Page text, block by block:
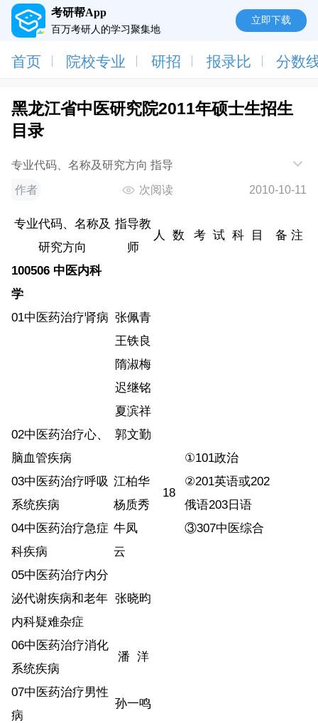
考研帮App
百万考研人的学习聚集地
立即下载
首页 院校专业 研招 报录比 分数
黑龙江省中医研究院2011年硕士生招生
目录
专业代码、名称及研究方向 指导
作者 次阅读 2010-10-11
专业代码、名称及
研究方向
指导教
师
人 数 考 试 科 目 备 注
100506 中医内科
学
18
①101政治
②201英语或202
俄语203日语
③307中医综合
01中医药治疗肾病 张佩青
王铁良
隋淑梅
迟继铭
夏滨祥
02中医药治疗心、
脑血管疾病
郭文勤
03中医药治疗呼吸
系统疾病
江柏华
杨质秀
04中医药治疗急症
科疾病
牛凤
云
05中医药治疗内分
泌代谢疾病和老年
内科疑难杂症
张晓昀
06中医药治疗消化
系统疾病
潘 洋
07中医药治疗男性
病
孙一鸣